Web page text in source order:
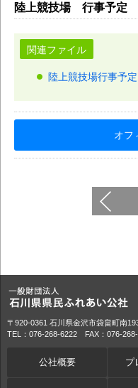
陸上競技場 行事予定
関連ファイル
陸上競技場行事予
オフ
〒920-0361 石川県金沢市袋畠町南
TEL：076-268-6222 FAX：076-
公社概要 プ